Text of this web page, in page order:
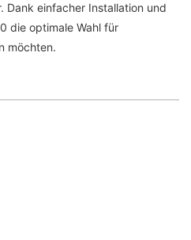
Dank einfacher Installation und
die optimale Wahl für
möchten.